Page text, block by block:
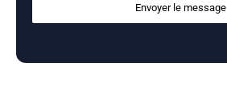
Envoyer le message